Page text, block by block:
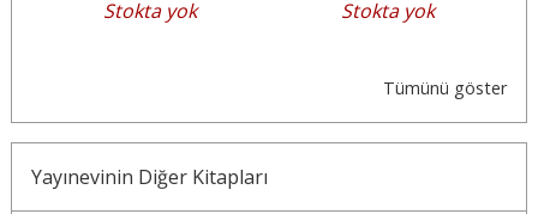
Stokta yok
Stokta yok
Tümünü göster
Yayınevinin Diğer Kitapları